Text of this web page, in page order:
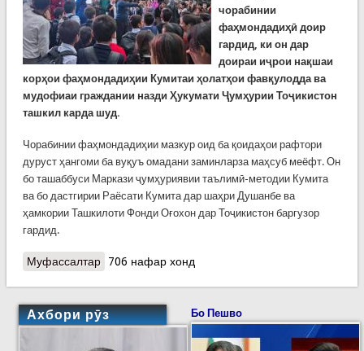
чорабинии
фаҳмондадиҳӣ доир
гардид, ки он дар
доираи иҷрои нақшаи
корҳои фаҳмондадиҳии Кумитаи ҳолатҳои фавқулодда ва
мудофиаи граждании назди Ҳукумати Ҷумҳурии Тоҷикистон
ташкил карда шуд.
Чорабинии фаҳмондадиҳии мазкур оид ба қоидаҳои рафтори
дуруст ҳангоми ба вуқуъ омадани заминларза маҳсуб меёфт. Он
бо ташаббуси Маркази ҷумҳуриявии таълимӣ-методии Кумита
ва бо дастгирии Раёсати Кумита дар шаҳри Душанбе ва
ҳамкории Ташкилоти Фонди Оғохон дар Тоҷикистон баргузор
гардид.
Муфассалтаро КҲФ: Корҳои фаҳмондадиҳӣ дар н.Синои
706 нафар хонд
Ахбори рӯз Бо Пешво